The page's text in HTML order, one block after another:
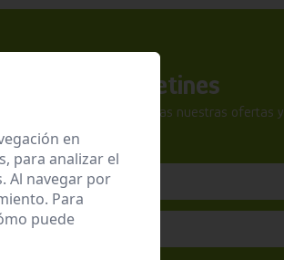
a nuestros boletines
newsletter y no te pierdas nuestras ofertas y
en
para analizar el
Al navegar por
Para
puede